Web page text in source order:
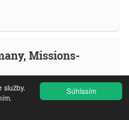
Súhlasím
služby.
Missions-